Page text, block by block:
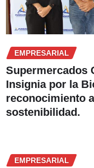
EMPRESARIAL
Supermercados
Insignia por la
reconocimiento
sostenibilidad.
EMPRESARIAL